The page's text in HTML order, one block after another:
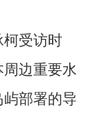
柯受访时
边重要水
部署的导